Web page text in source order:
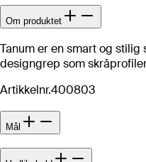
Om produktet
Tanum er en smart og
designgrep som
Artikkelnr.400803
Mål